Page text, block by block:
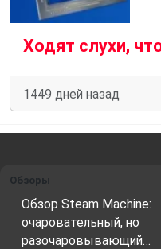
1449 дней назад
Обзоры
Обзор Steam Machine:
очаровательный, но
разочаровывающий…